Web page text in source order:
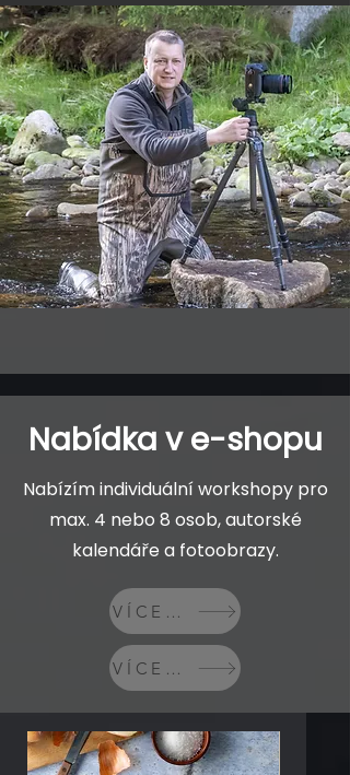
Nabídka v e-shopu
Nabízím individuální workshopy pro
max. 4 nebo 8 osob, autorské
kalendáře a fotoobrazy.
VÍCE O WORKSOPECH
VÍCE O FOTOOBRAZECH